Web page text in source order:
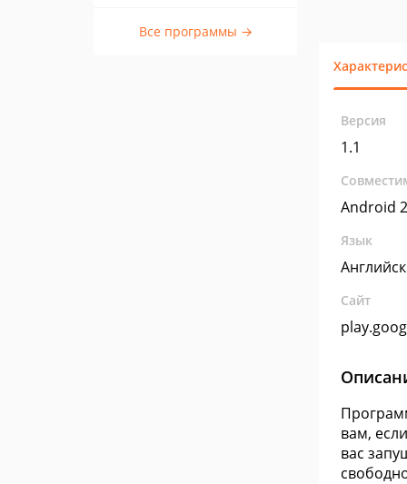
Все программы →
Версия
1.1
Android
Язык
Сайт
вам,
вас